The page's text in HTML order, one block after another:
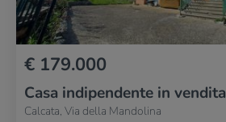
€ 179.000
Casa indipendente in vendita
Calcata, Via della Mandolina